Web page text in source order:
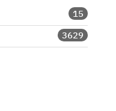
15
3629